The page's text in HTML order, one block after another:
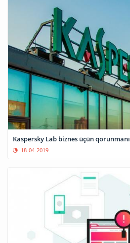
Kaspersky Lab biznes üçün
18-04-2019